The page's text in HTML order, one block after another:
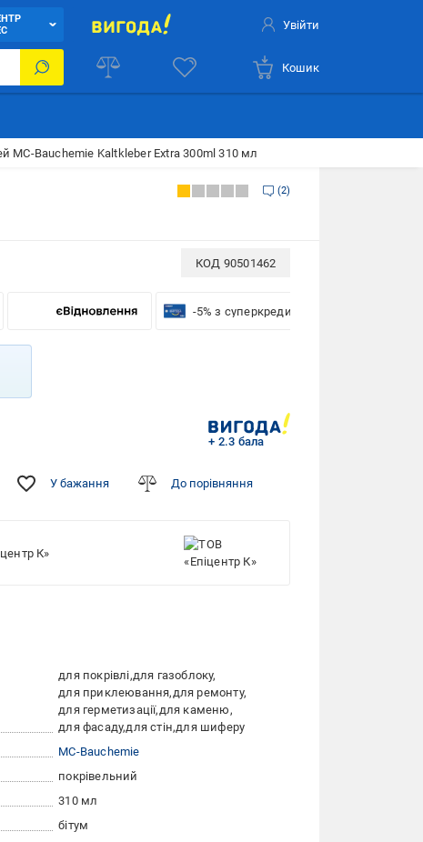
Увійти
Кошик
MC-Bauchemie Kaltkleber Extra 300ml 310 мл
2
КОД 90501462
-5% з суперкредиткою VISA Вигода
+ 2.3 бала
У бажання До порівняння
К»
для покрівлі для газоблоку
для приклеювання для ремонту
для герметизації для каменю
для фасаду для стін для шиферу
MC-Bauchemie
покрівельний
310 мл
бітум